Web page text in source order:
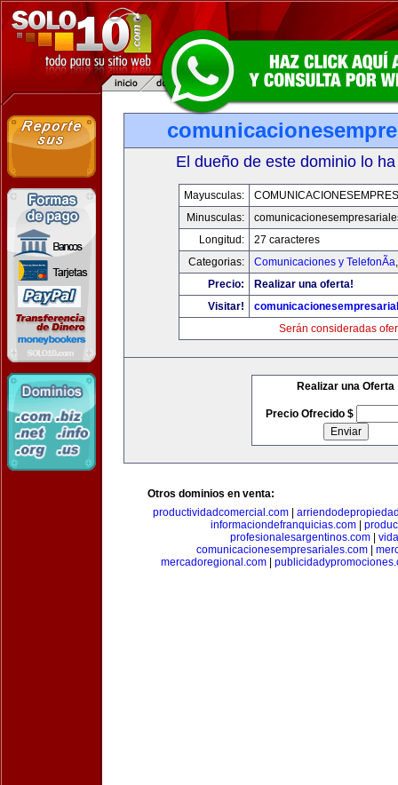
El dueño de este dominio lo
Mayusculas:
Minusculas:
Longitud:
27 caracteres
Categorias:
Comunicaciones y TelefonÃ­a
Precio:
Realizar una oferta!
Visitar!
Serán consideradas
Realizar una Oferta
Precio Ofrecido $
Otros dominios en venta:
productividadcomercial.com
informaciondefranquicias.com
profesionalesargentinos.com|
comunicacionesempresariales.com
mercadoregional.com